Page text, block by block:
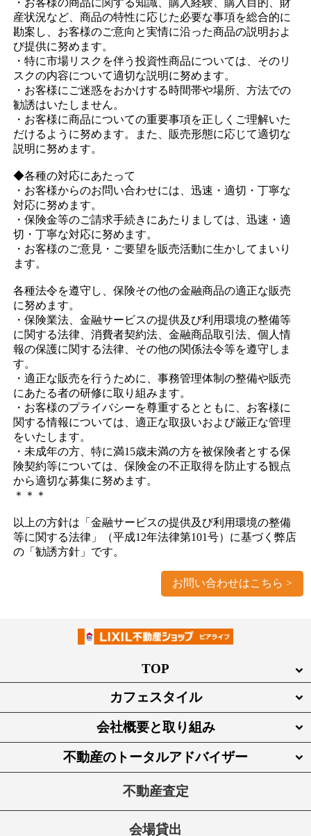
・お客様の商品に関する知識、購入経験、購入目的、財
産状況など、商品の特性に応じた必要な事項を総合的に
勘案し、お客様のご意向と実情に沿った商品の説明およ
び提供に努めます。
・特に市場リスクを伴う投資性商品については、そのリ
スクの内容について適切な説明に努めます。
・お客様にご迷惑をおかけする時間帯や場所、方法での
勧誘はいたしません。
・お客様に商品についての重要事項を正しくご理解いた
だけるように努めます。また、販売形態に応じて適切な
説明に努めます。
◆各種の対応にあたって
・お客様からのお問い合わせには、迅速・適切・丁寧な
対応に努めます。
・保険金等のご請求手続きにあたりましては、迅速・適
切・丁寧な対応に努めます。
・お客様のご意見・ご要望を販売活動に生かしてまいり
ます。
各種法令を遵守し、保険その他の金融商品の適正な販売
に努めます。
・保険業法、金融サービスの提供及び利用環境の整備等
に関する法律、消費者契約法、金融商品取引法、個人情
報の保護に関する法律、その他の関係法令等を遵守しま
す。
・適正な販売を行うために、事務管理体制の整備や販売
にあたる者の研修に取り組みます。
・お客様のプライバシーを尊重するとともに、お客様に
関する情報については、適正な取扱いおよび厳正な管理
をいたします。
・未成年の方、特に満15歳未満の方を被保険者とする保
険契約等については、保険金の不正取得を防止する観点
から適切な募集に努めます。
＊＊＊
以上の方針は「金融サービスの提供及び利用環境の整備
等に関する法律」（平成12年法律第101号）に基づく弊店
の「勧誘方針」です。
お問い合わせはこちら
TOP
カフェスタイル
会社概要と取り組み
不動産のトータルアドバイザー
不動産査定
会場貸出